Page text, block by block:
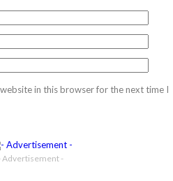
in this browser for the next time I
Advertisement -